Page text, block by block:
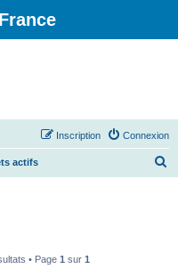
Connexion
Inscription
actifs
• Page 1 sur 1